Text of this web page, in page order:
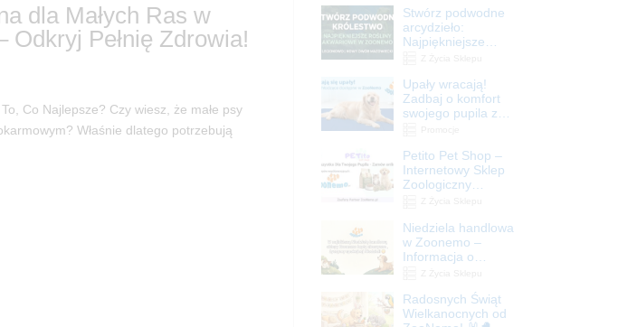
dla Małych Ras w
Pełnię Zdrowia!
Co Najlepsze? Czy wiesz, że małe psy
Właśnie dlatego potrzebują
Stwórz podwodne
arcydzieło:
Najpiękniejsze
Legionowo i Nowy
Dwór Mazowiecki
Upały wracają!
Zadbaj o komfort
swojego pupila z
ZooNemo
Petito Pet Shop –
Internetowy Sklep
Zoologiczny
| ZooNemo
Niedziela handlowa
w Zoonemo –
Informacja o
Radosnych Świąt
Wielkanocnych od